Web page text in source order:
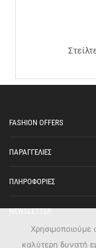
FASHION OFFERS
ΠΑΡΑΓΓΕΛΙΕΣ
ΠΛΗΡΟΦΟΡΙΕΣ
NEWSLETTER
καλύτερη δυνατή